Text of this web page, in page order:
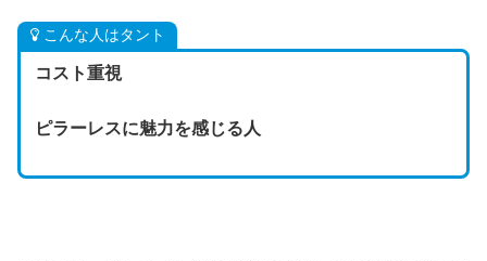
こんな人はタント
コスト重視
ピラーレスに魅力を感じる人